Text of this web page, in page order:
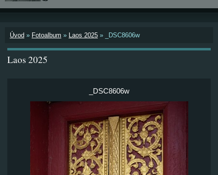
Úvod » Fotoalbum » Laos 2025 » _DSC8606w
Laos 2025
_DSC8606w